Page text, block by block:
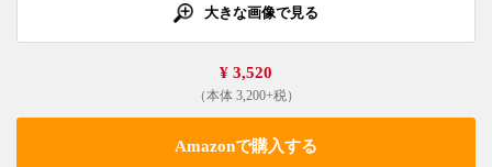
大きな画像で見る
¥ 3,520
（本体 3,200+税）
Amazonで購入する